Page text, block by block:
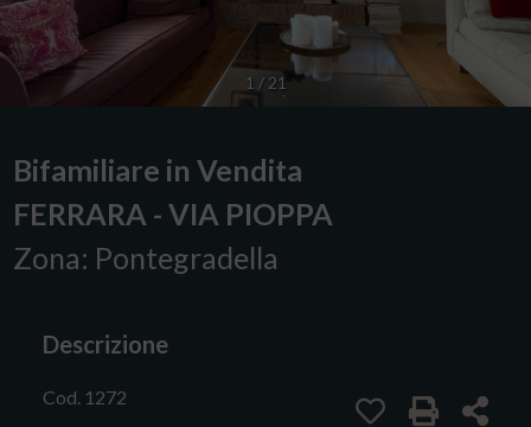
1 / 21
Bifamiliare in Vendita
FERRARA - VIA PIOPPA
Zona: Pontegradella
Descrizione
Cod. 1272